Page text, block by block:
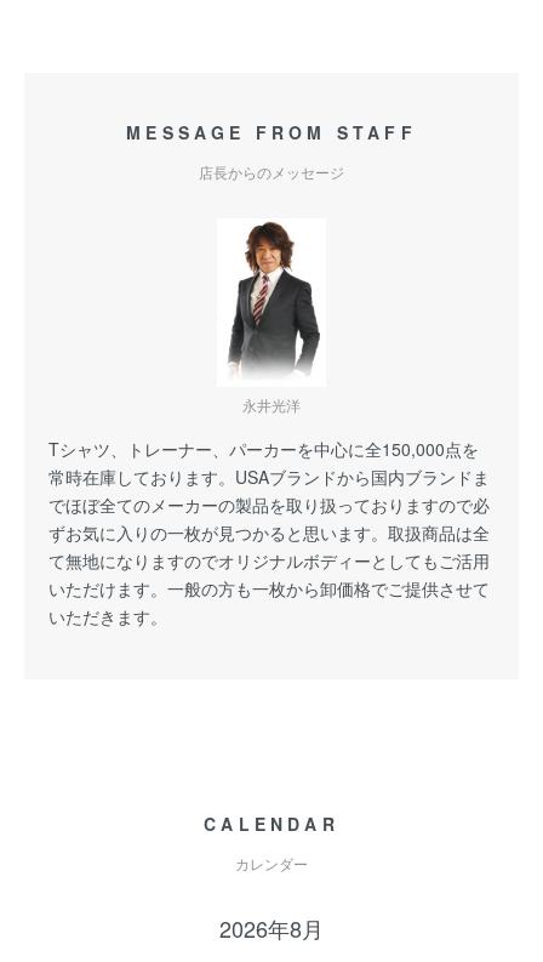
MESSAGE FROM STAFF
店長からのメッセージ
永井光洋
Tシャツ、トレーナー、パーカーを中心に全150,000点を
常時在庫しております。USAブランドから国内ブランドま
でほぼ全てのメーカーの製品を取り扱っておりますので必
ずお気に入りの一枚が見つかると思います。取扱商品は全
て無地になりますのでオリジナルボディーとしてもご活用
いただけます。一般の方も一枚から卸価格でご提供させて
いただきます。
CALENDAR
カレンダー
2026年8月